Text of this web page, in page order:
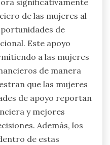
significativamente
de las mujeres al
de
Este apoyo
a las mujeres
de manera
que las mujeres
de apoyo reportan
y mejores
Además, los
de estas